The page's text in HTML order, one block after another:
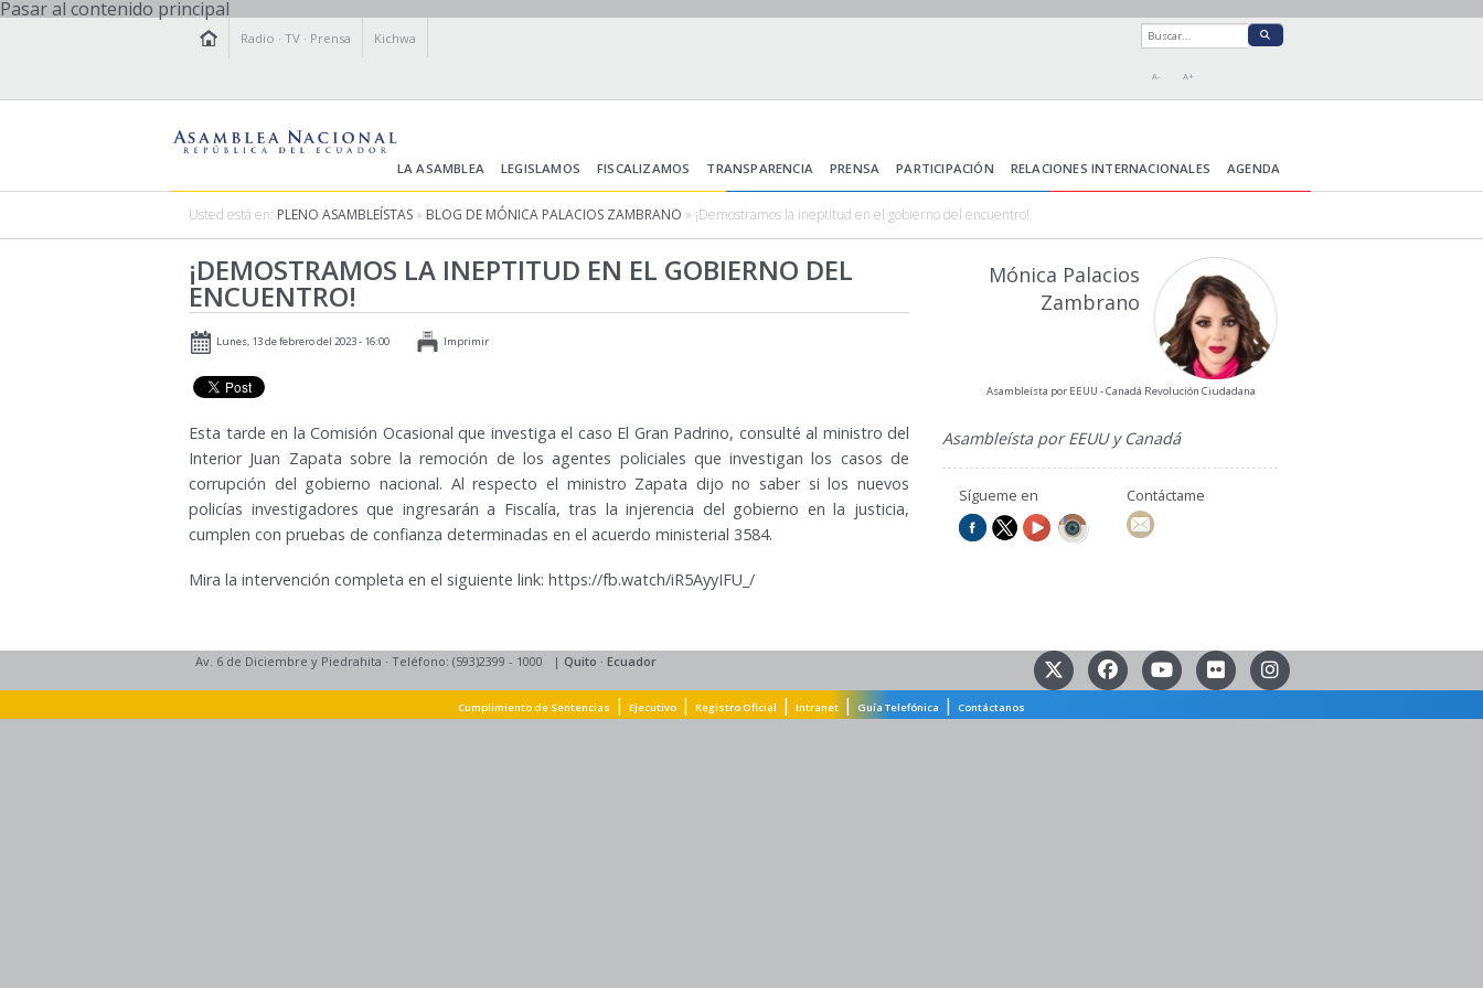
Pasar al contenido principal
Radio ·TV · Prensa Kichwa
A- A+
LA ASAMBLEA LEGISLAMOS FISCALIZAMOS TRANSPARENCIA PRENSA PARTICIPACIÓN RELACIONES INTERNACIONALES AGENDA
Usted está en: PLENO ASAMBLEÍSTAS » BLOG DE MÓNICA PALACIOS ZAMBRANO » ¡Demostramos la ineptitud en el gobierno del encuentro!
¡DEMOSTRAMOS LA INEPTITUD EN EL GOBIERNO DEL
ENCUENTRO!
Lunes, 13 de febrero del 2023 - 16:00 Imprimir
Esta tarde en la Comisión Ocasional que investiga el caso El Gran Padrino, consulté al ministro del
Interior Juan Zapata sobre la remoción de los agentes policiales que investigan los casos de
corrupción del gobierno nacional. Al respecto el ministro Zapata dijo no saber si los nuevos
policías investigadores que ingresarán a Fiscalía, tras la injerencia del gobierno en la justicia,
cumplen con pruebas de confianza determinadas en el acuerdo ministerial 3584.
Mira la intervención completa en el siguiente link: https://fb.watch/iR5AyyIFU_/
Mónica Palacios
Zambrano
Asambleísta por EEUU - Canadá Revolución Ciudadana
Asambleísta por EEUU y Canadá
Sígueme en Contáctame
Av. 6 de Diciembre y Piedrahita · Teléfono: (593)2399 - 1000 | Quito · Ecuador
Cumplimiento de Sentencias | Ejecutivo | Registro Oficial | Intranet | Guía Telefónica | Contáctanos